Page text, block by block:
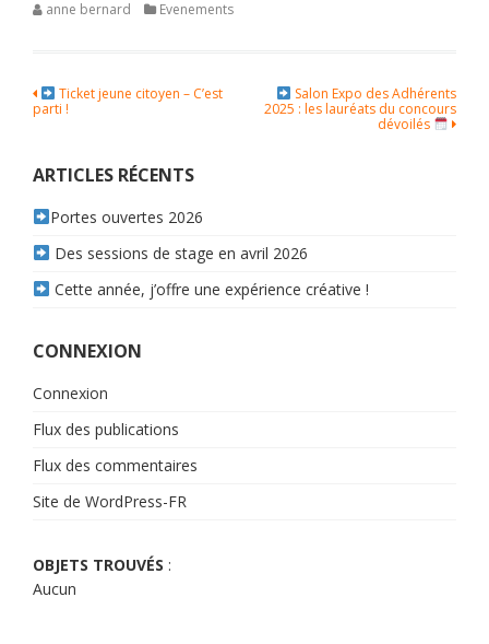
anne bernard Evenements
Navigation
l’article
Ticket jeune citoyen – C’est
parti !
Salon Expo des Adhérents
2025 : les lauréats du concours
dévoilés
ARTICLES RÉCENTS
Portes ouvertes 2026
Des sessions de stage en avril 2026
Cette année, j’offre une expérience créative !
CONNEXION
Connexion
Flux des publications
Flux des commentaires
Site de WordPress-FR
OBJETS TROUVÉS :
Aucun